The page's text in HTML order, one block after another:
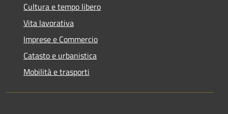
Cultura e tempo libero
Vita lavorativa
Imprese e Commercio
Catasto e urbanistica
Mobilità e trasporti